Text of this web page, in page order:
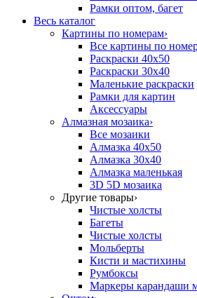
Рамки оптом, багет
Весь каталог
Картины по номерам›
Все картины по
Раскраски 40х50
Раскраски 30х40
Маленькие раскраски
Рамки для картин
Аксессуары
Алмазная мозаика›
Все мозаики
Алмазка 40х50
Алмазка 30х40
Алмазка маленькая
3D 5D мозаика
Другие товары›
Чистые холсты
Багеты
Чистые холсты
Мольберты
Кисти и мастихины
Румбоксы
Маркеры карандаши